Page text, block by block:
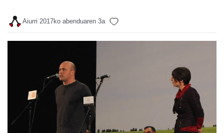
Aiurri 2017ko abenduaren 3a